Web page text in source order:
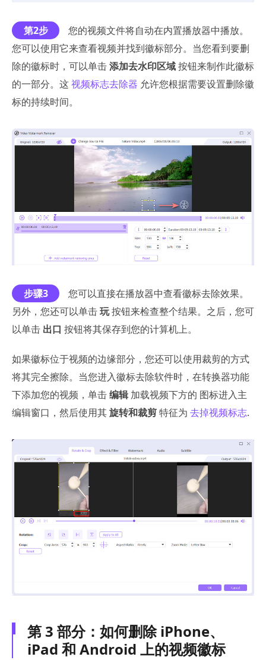
第2步
您的视频文件将自动在内置播放器中播放。
您可以使用它来查看视频并找到徽标部分。当您看到要删
除的徽标时，可以单击添加去水印区域按钮来制作此徽标
的一部分。这视频标志去除器 允许您根据需要设置删除徽
标的持续时间。
步骤3
您可以直接在播放器中查看徽标去除效果。
另外，您还可以单击玩按钮来检查整个结果。之后，您可
以单击 出口 按钮将其保存到您的计算机上。
如果徽标位于视频的边缘部分，您还可以使用裁剪的方式
将其完全擦除。当您进入徽标去除软件时，在转换器功能
下添加您的视频，单击编辑加载视频下方的 图标进入主
编辑窗口，然后使用其旋转和裁剪特征为 去掉视频标志.
第 3 部分：如何删除 iPhone、
iPad 和 Android 上的视频徽标